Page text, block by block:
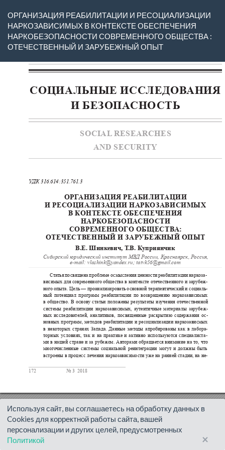
Подробностям
статье
ОРГАНИЗАЦИЯ РЕАБИЛИТАЦИИ И РЕСОЦИАЛИЗАЦИИ
НАРКОЗАВИСИМЫХ В КОНТЕКСТЕ ОБЕСПЕЧЕНИЯ
НАРКОБЕЗОПАСНОСТИ СОВРЕМЕННОГО ОБЩЕСТВА :
ОТЕЧЕСТВЕННЫЙ И ЗАРУБЕЖНЫЙ ОПЫТ
Используя сайт, вы соглашаетесь на обработку данных в
Cookies для корректной работы сайта, вашей
персонализации и других целей, предусмотренных
Политикой
×